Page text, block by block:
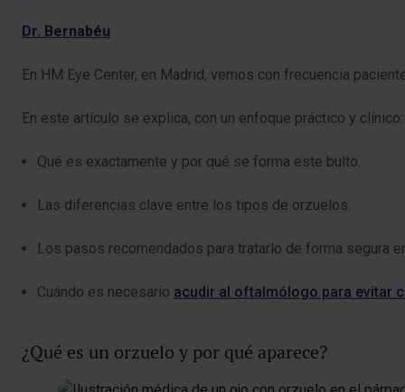
Dr. Bernabéu
En HM Eye Center, en Madrid, vemos con frecuencia
En este artículo se explica, con un enfoque práctico y clínico:
Qué es exactamente y por qué se forma este bulto.
Las diferencias clave entre los tipos de orzuelos.
Los pasos recomendados para tratarlo de forma segura
Cuándo es necesario acudir al oftalmólogo para evitar
¿Qué es un orzuelo y por qué aparece?